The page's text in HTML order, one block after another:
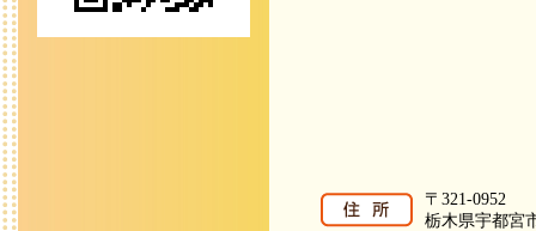
〒321-0952
栃木県宇都宮